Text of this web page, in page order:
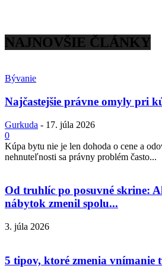
NAJNOVŠIE ČLÁNKY
Bývanie
Najčastejšie právne omyly pri
Gurkuda - 17. júla 2026
0
Kúpa bytu nie je len dohoda o cene a
nehnuteľnosti sa právny problém často...
Od truhlíc po posuvné skrine:
nábytok zmenil spolu...
3. júla 2026
5 tipov, ktoré zmenia vnímanie